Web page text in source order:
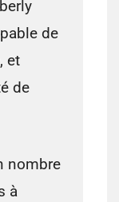
de
et
de
nombre
à